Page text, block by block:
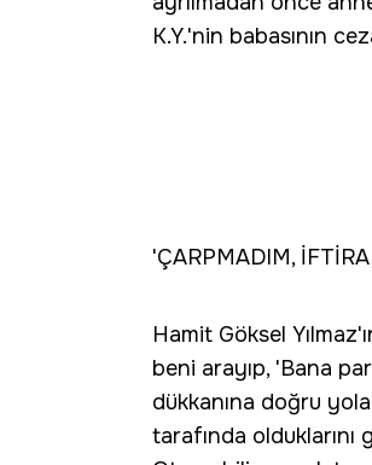
K.Y.'nin babasının
'ÇARPMADIM,
Hamit Göksel
beni arayıp, 'Bana
dükkanına doğru
tarafında